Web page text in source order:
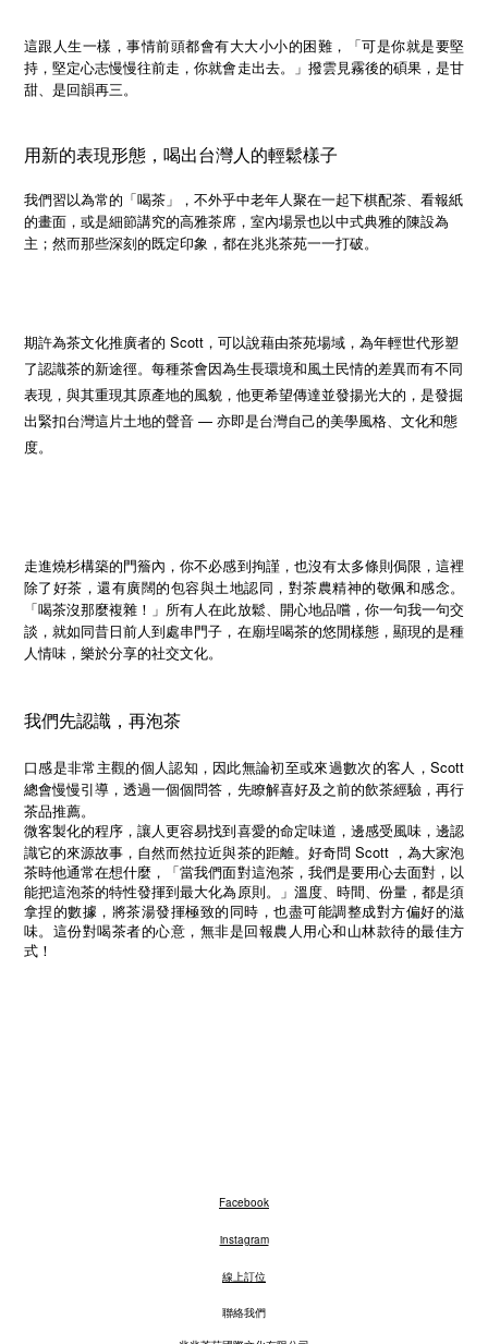
這跟人生一樣，事情前頭都會有大大小小的困難，「可是你就是要堅
持，堅定心志慢慢往前走，你就會走出去。」撥雲見霧後的碩果，是甘
甜、是回韻再三。
用新的表現形態，喝出台灣人的輕鬆樣子
我們習以為常的「喝茶」，不外乎中老年人聚在一起下棋配茶、看報紙
的畫面，或是細節講究的高雅茶席，室內場景也以中式典雅的陳設為
主；然而那些深刻的既定印象，都在兆兆茶苑一一打破。
期許為茶文化推廣者的 Scott ，可以說藉由茶苑場域，為年輕世代形塑
了認識茶的新途徑。每種茶會因為生長環境和風土民情的差異而有不同
表現，與其重現其原產地的風貌，他更希望傳達並發揚光大的，是發掘
出緊扣台灣這片土地的聲音 — 亦即是台灣自己的美學風格、文化和態
度。
走進燒杉構築的門簷內，你不必感到拘謹，也沒有太多條則侷限，這裡
除了好茶，還有廣闊的包容與土地認同，對茶農精神的敬佩和感念。
「喝茶沒那麼複雜！」所有人在此放鬆、開心地品嚐，你一句我一句交
談，就如同昔日前人到處串門子，在廟埕喝茶的悠閒樣態，顯現的是種
人情味，樂於分享的社交文化。
我們先認識，再泡茶
口感是非常主觀的個人認知，因此無論初至或來過數次的客人，Scott
總會慢慢引導，透過一個個問答，先瞭解喜好及之前的飲茶經驗，再行
茶品推薦。
微客製化的程序，讓人更容易找到喜愛的命定味道，邊感受風味，邊認
識它的來源故事，自然而然拉近與茶的距離。好奇問 Scott
，為大家泡
茶時他通常在想什麼，「當我們面對這泡茶，我們是要用心去面對，以
能把這泡茶的特性發揮到最大化為原則。」溫度、時間、份量，都是須
拿捏的數據，將茶湯發揮極致的同時，也盡可能調整成對方偏好的滋
味。這份對喝茶者的心意，無非是回報農人用心和山林款待的最佳方
式！
Facebook
instagram
線上訂位
聯絡我們